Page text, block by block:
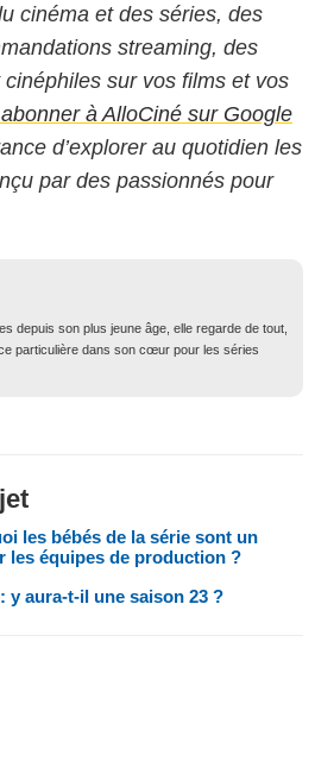
cinéma et des séries, des
streaming, des
sur vos films et vos
à AlloCiné sur Google
d’explorer au quotidien les
par des passionnés pour
depuis son plus jeune âge, elle regarde de tout,
particulière dans son cœur pour les séries
les bébés de la série sont un
les équipes de production ?
y aura-t-il une saison 23 ?